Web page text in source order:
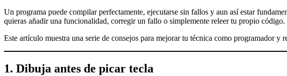
Un programa puede compilar perfectamente, ejecutarse sin fallos y aun así estar
quieras añadir una funcionalidad, corregir un fallo o simplemente releer tu propio código.
Este artículo muestra una serie de consejos para mejorar tu técnica como programador
1. Dibuja antes de picar tecla